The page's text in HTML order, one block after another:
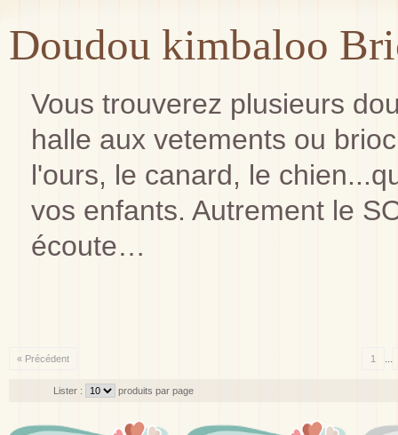
Doudou kimbaloo
Vous trouverez plusieurs
halle aux vetements ou
l'ours, le canard, le
vos enfants. Autrement le
écoute…
« Précédent 1 ...
Lister : produits par page